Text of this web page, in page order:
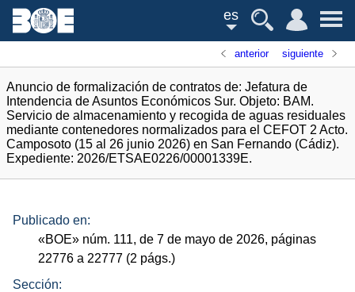
es
anterior siguiente
Anuncio de formalización de contratos de: Jefatura de
Intendencia de Asuntos Económicos Sur. Objeto: BAM.
Servicio de almacenamiento y recogida de aguas residuales
mediante contenedores normalizados para el CEFOT 2 Acto.
Camposoto (15 al 26 junio 2026) en San Fernando (Cádiz).
Expediente: 2026/ETSAE0226/00001339E.
Publicado en:
«BOE» núm. 111, de 7 de mayo de 2026, páginas
22776 a 22777 (2 págs.)
Sección: